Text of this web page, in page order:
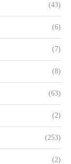
(43)
(6)
(7)
(8)
(63)
(2)
(253)
(2)